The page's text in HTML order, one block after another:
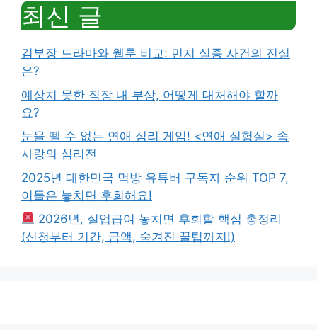
최신 글
김부장 드라마와 웹툰 비교: 민지 실종 사건의 진실
은?
예상치 못한 직장 내 부상, 어떻게 대처해야 할까
요?
눈을 뗄 수 없는 연애 심리 게임! <연애 실험실> 속
사랑의 심리전
2025년 대한민국 먹방 유튜버 구독자 순위 TOP 7,
이들은 놓치면 후회해요!
2026년, 실업급여 놓치면 후회할 핵심 총정리
(신청부터 기간, 금액, 숨겨진 꿀팁까지!)